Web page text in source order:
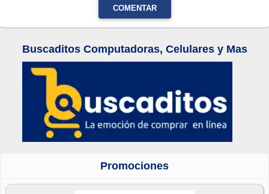
COMENTAR
Buscaditos Computadoras, Celulares y Mas
Promociones